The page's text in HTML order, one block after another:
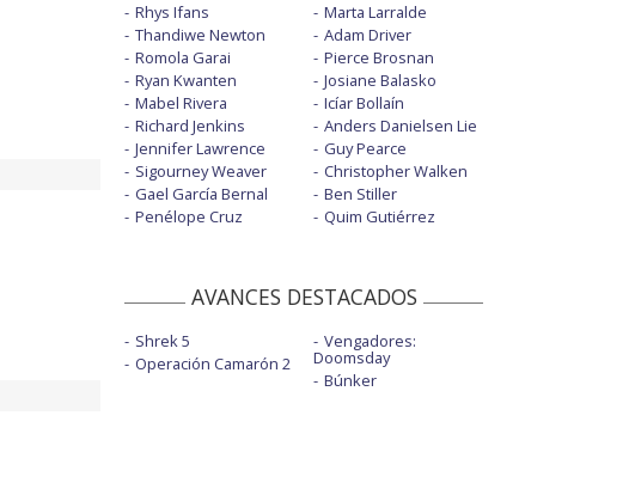
Rhys Ifans
Thandiwe Newton
Romola Garai
Ryan Kwanten
Mabel Rivera
Richard Jenkins
Jennifer Lawrence
Sigourney Weaver
Gael García Bernal
Penélope Cruz
Marta Larralde
Adam Driver
Pierce Brosnan
Josiane Balasko
Icíar Bollaín
Anders Danielsen Lie
Guy Pearce
Christopher Walken
Ben Stiller
Quim Gutiérrez
AVANCES DESTACADOS
Shrek 5
Operación Camarón 2
Vengadores:
Doomsday
Búnker